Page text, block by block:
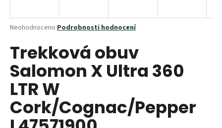
Průměrné
produktu
0,0
z
5
hvězdiček.
Neohodnoceno Podrobnosti hodnocení
Trekková obuv
Salomon X Ultra 360
LTR W
Cork/Cognac/Pepper
j
t
?
HLEDAT